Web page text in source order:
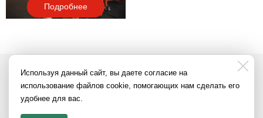
Подробнее
ФОТО С РАБОЧИХ ОБЪЕКТОВ
Используя данный сайт, вы даете согласие на
использование файлов cookie, помогающих нам сделать его
удобнее для вас.